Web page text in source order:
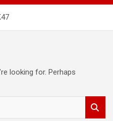
looking for. Perhaps